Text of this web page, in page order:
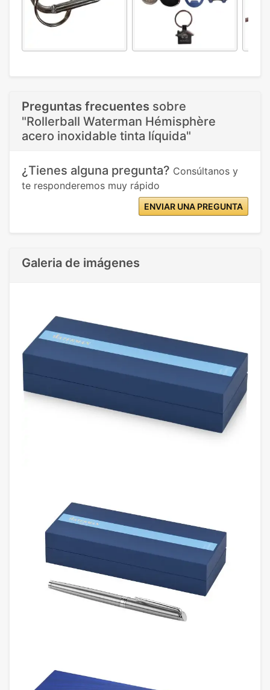
Preguntas frecuentes sobre
"Rollerball Waterman Hémisphère
acero inoxidable tinta líquida"
¿Tienes alguna pregunta? Consúltanos y
te responderemos muy rápido
ENVIAR UNA PREGUNTA
Galeria de imágenes